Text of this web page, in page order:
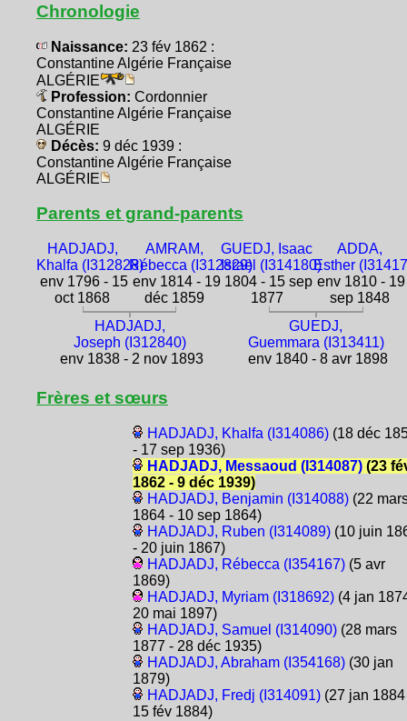
Chronologie
Naissance: 23 fév 1862 :
Constantine Algérie Française
ALGÉRIE
Profession: Cordonnier
Constantine Algérie Française
ALGÉRIE
Décès: 9 déc 1939 :
Constantine Algérie Française
ALGÉRIE
Parents et grand-parents
HADJADJ,
Khalfa (I312828)
env 1796 - 15
oct 1868
AMRAM,
Rébecca (I312829)
env 1814 - 19
déc 1859
GUEDJ, Isaac
Israël (I314180)
1804 - 15 sep
1877
ADDA,
Esther
env 1810 - 19
sep 1848
HADJADJ,
Joseph (I312840)
env 1838 - 2 nov 1893
GUEDJ,
Guemmara (I313411)
env 1840 - 8 avr 1898
Frères et sœurs
HADJADJ, Khalfa (I314086)(18 déc
- 17 sep 1936)
HADJADJ, Messaoud (I314087)(23
1862 - 9 déc 1939)
HADJADJ, Benjamin (I314088)(22
1864 - 10 sep 1864)
HADJADJ, Ruben (I314089)(10 juin
- 20 juin 1867)
HADJADJ, Rébecca (I354167)(5 avr
1869)
HADJADJ, Myriam (I318692)(4 jan
20 mai 1897)
HADJADJ, Samuel (I314090)(28 mars
1877 - 28 déc 1935)
HADJADJ, Abraham (I354168)(30 jan
1879)
HADJADJ, Fredj (I314091)(27 jan 1884
15 fév 1884)